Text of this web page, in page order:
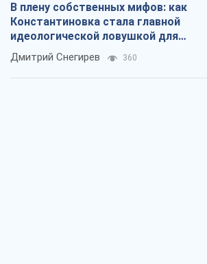
В плену собственных мифов: как
Константиновка стала главной
идеологической ловушкой для
российских оккупантов
Дмитрий Снегирев 360